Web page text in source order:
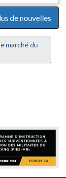
de nouvelles
marché du